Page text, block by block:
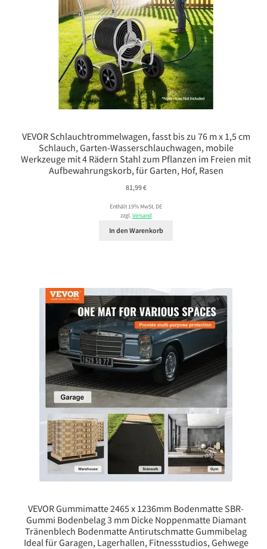
VEVOR Schlauchtrommelwagen, fasst bis zu 76 m x 1,5 cm
Schlauch, Garten-Wasserschlauchwagen, mobile
Werkzeuge mit 4 Rädern Stahl zum Pflanzen im Freien mit
Aufbewahrungskorb, für Garten, Hof, Rasen
81,99€
Enthält 19% MwSt. DE
zzgl.Versand
In den Warenkorb
VEVOR Gummimatte 2465 x 1236mm Bodenmatte SBR-
Gummi Bodenbelag 3 mm Dicke Noppenmatte Diamant
Tränenblech Bodenmatte Antirutschmatte Gummibelag
Ideal für Garagen, Lagerhallen, Fitnessstudios, Gehwege